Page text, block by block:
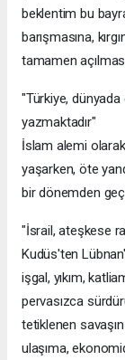
beklentim bu
barışmasına,
tamamen
"Türkiye, dünyada
yazmaktadır"
İslam alemi
yaşarken, öte
bir dönemden
"İsrail, ateşkese
Kudüs'ten
işgal, yıkım,
pervasızca
tetiklenen
ulaşıma,